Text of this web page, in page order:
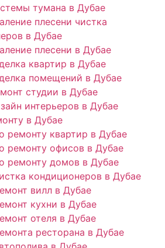
тумана в Дубае
плесени чистка
в Дубае
плесени в Дубае
квартир в Дубае
помещений в Дубае
студии в Дубае
интерьеров в Дубае
в Дубае
ремонту квартир в Дубае
ремонту офисов в Дубае
ремонту домов в Дубае
кондиционеров в Дубае
вилл в Дубае
кухни в Дубае
отеля в Дубае
ресторана в Дубае